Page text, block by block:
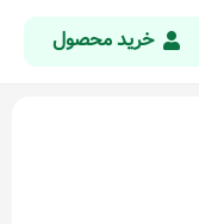
خرید محصول